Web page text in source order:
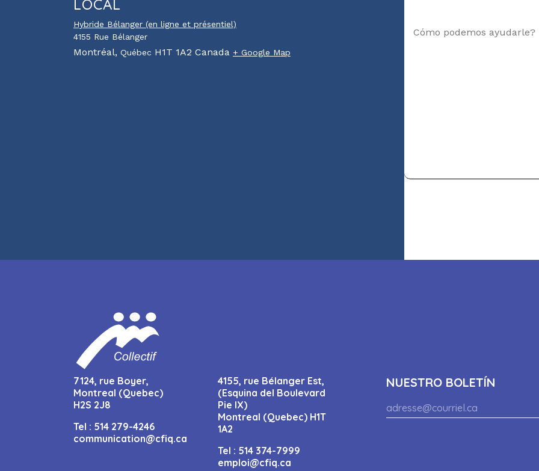
LOCAL
Hybride Bélanger (en ligne et présentiel)
4155 Rue Bélanger
Montréal, Québec H1T 1A2 Canada + Google Map
7124, rue Boyer,
Montreal (Quebec)
H2S 2J8
Tel : 514 279-4246
communication@cfiq.ca
4155, rue Bélanger Est,
(Esquina del Boulevard
Pie IX)
Montreal (Quebec) H1T
1A2
Tel : 514 374-7999
emploi@cfiq.ca
NUESTRO BOLETÍN